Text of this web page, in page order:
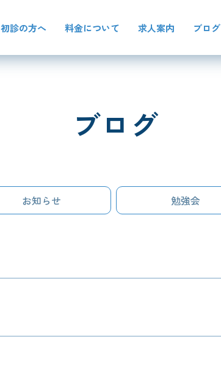
初診の方へ 料金について 求人案内 ブログ
ブログ
お知らせ 勉強会